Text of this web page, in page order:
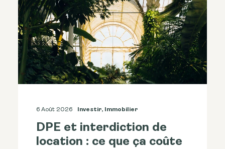
6 Août 2026 Investir, Immobilier
DPE et interdiction de
location : ce que ça coûte